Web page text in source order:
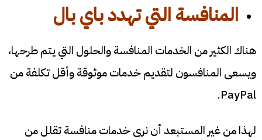
المنافسة التي تهدد باي بال
هناك الكثير من الخدمات المنافسة والحلول التي يتم طرحها،
ويسعى المنافسون لتقديم خدمات موثوقة وأقل تكلفة من
PayPal.
لهذا من غير المستبعد أن نرى خدمات منافسة تقلل من